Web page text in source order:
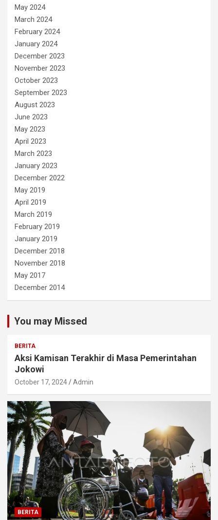
May 2024
March 2024
February 2024
January 2024
December 2023
November 2023
October 2023
September 2023
August 2023
June 2023
May 2023
April 2023
March 2023
January 2023
December 2022
May 2019
April 2019
March 2019
February 2019
January 2019
December 2018
November 2018
May 2017
December 2014
You may Missed
BERITA
Aksi Kamisan Terakhir di Masa Pemerintahan
Jokowi
October 17, 2024 Admin
BERITA